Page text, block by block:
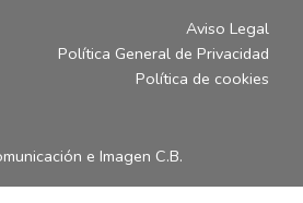
Aviso Legal
Política General de Privacidad
Política de cookies
e Imagen C.B.